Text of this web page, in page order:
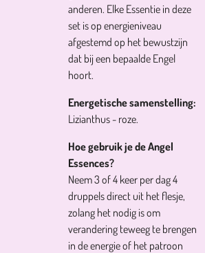
anderen. Elke Essentie in deze
set is op energieniveau
afgestemd op het bewustzijn
dat bij een bepaalde Engel
hoort.
Energetische samenstelling:
Lizianthus - roze.
Hoe gebruik je de Angel
Essences?
Neem 3 of 4 keer per dag 4
druppels direct uit het flesje,
zolang het nodig is om
verandering teweeg te brengen
in de energie of het patroon